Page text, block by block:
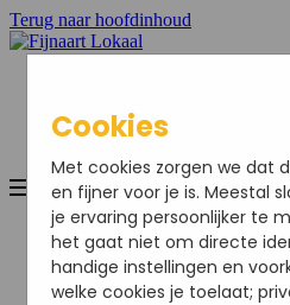
Terug naar hoofdinhoud
Home
Nieuws
Sport
Bedrijven
Cookies
Met cookies zorgen we dat
en fijner voor je is. Meestal
je ervaring persoonlijker te
het gaat niet om directe
handige instellingen en
welke cookies je toelaat;